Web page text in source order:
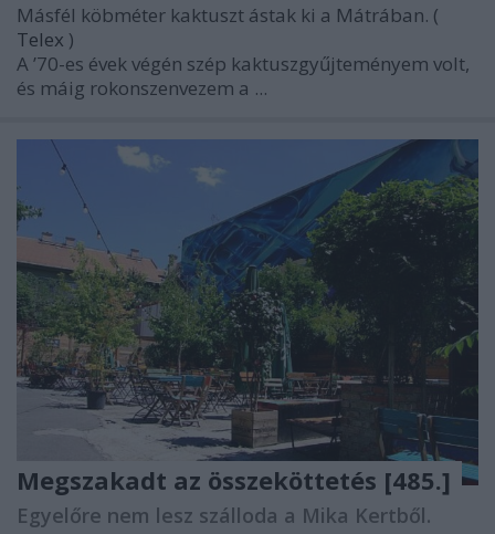
Másfél köbméter kaktuszt ástak ki a Mátrában. (
Telex )
A ’70-es évek végén szép kaktuszgyűjteményem volt,
és máig rokonszenvezem a ...
Megszakadt az összeköttetés [485.]
Egyelőre nem lesz szálloda a Mika Kertből.